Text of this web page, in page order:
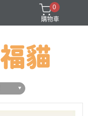
0
購物車